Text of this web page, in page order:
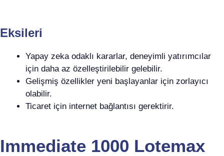
Eksileri
Yapay zeka odaklı kararlar, deneyimli yatırımcılar
için daha az özelleştirilebilir gelebilir.
Gelişmiş özellikler yeni başlayanlar için zorlayıcı
olabilir.
Ticaret için internet bağlantısı gerektirir.
Immediate 1000 Lotemax